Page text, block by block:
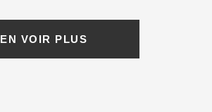
EN VOIR PLUS